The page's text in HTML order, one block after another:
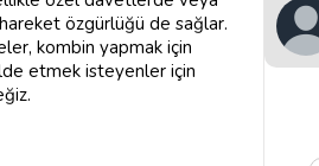
özgürlüğü de sağlar.
kombin yapmak için
etmek isteyenler için